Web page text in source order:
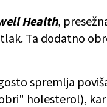
Health,
Ta dodatno
spremlja
holesterol),